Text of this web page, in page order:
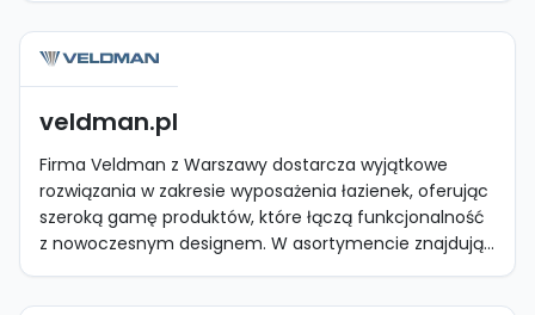
veldman.pl
Firma Veldman z Warszawy dostarcza wyjątkowe
rozwiązania w zakresie wyposażenia łazienek, oferując
szeroką gamę produktów, które łączą funkcjonalność
z nowoczesnym designem. W asortymencie znajdują...